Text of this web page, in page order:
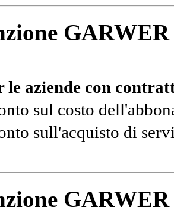
le aziende con
sul costo
sull'acquisto di